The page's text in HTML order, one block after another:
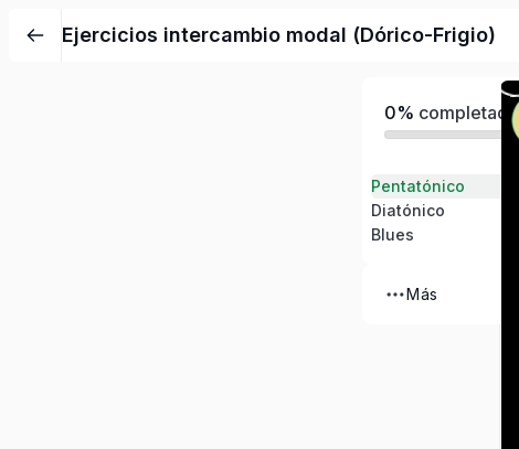
Ejercicios intercambio modal (Dórico-Frigio)
0% completado
Pentatónico
Diatónico
Blues
Más